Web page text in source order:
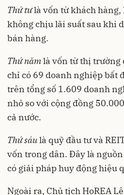
Thứ tưlà vốn từ khách
không chịu lãi suất sau khi
bán hàng.
Thứ nămlà vốn từ thị trường
chỉ có 69 doanh nghiệp bất
trên tổng số 1.609 doanh
nhỏ so với cộng đồng
cả nước.
Thứ sáulà quỹ đầu tư và
vốn trong dân. Đây là
có giải pháp huy động hiệu
Ngoài ra, Chủ tịch HoREA